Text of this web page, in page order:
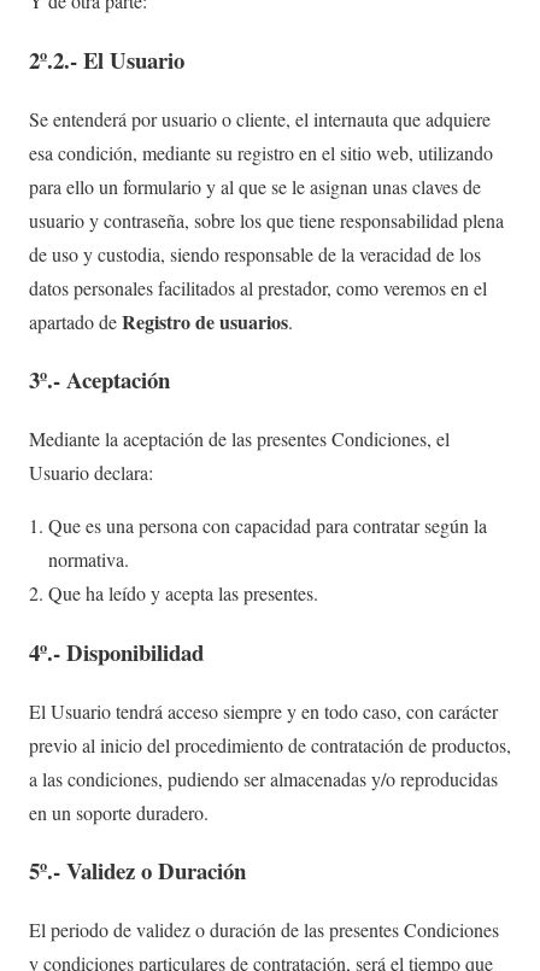
2º.2.- El Usuario
Se entenderá por usuario o cliente, el internauta que adquiere
esa condición, mediante su registro en el sitio web, utilizando
para ello un formulario y al que se le asignan unas claves de
usuario y contraseña, sobre los que tiene responsabilidad plena
de uso y custodia, siendo responsable de la veracidad de los
datos personales facilitados al prestador, como veremos en el
apartado deRegistro de usuarios.
3º.- Aceptación
Mediante la aceptación de las presentes Condiciones, el
Usuario declara:
Que es una persona con capacidad para contratar según la
normativa.
Que ha leído y acepta las presentes.
4º.- Disponibilidad
El Usuario tendrá acceso siempre y en todo caso, con carácter
previo al inicio del procedimiento de contratación de productos,
a las condiciones, pudiendo ser almacenadas y/o reproducidas
en un soporte duradero.
5º.- Validez o Duración
El periodo de validez o duración de las presentes Condiciones
y condiciones particulares de contratación, será el tiempo que